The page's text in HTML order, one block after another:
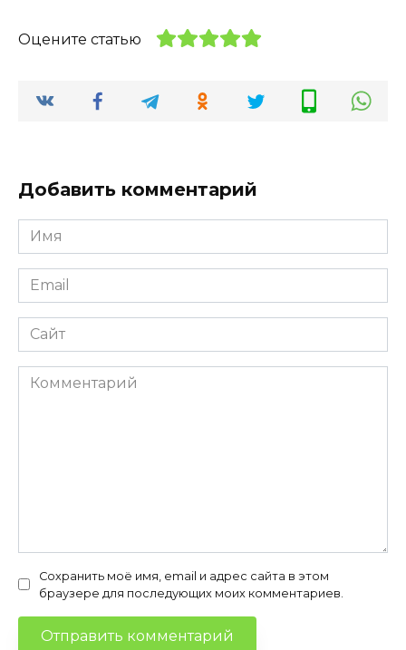
Оцените статью
Добавить комментарий
Имя
*
Email
*
Сайт
Комментарий
Сохранить моё имя, email и адрес сайта в этом
браузере для последующих моих комментариев.